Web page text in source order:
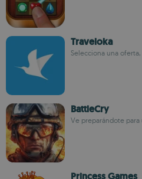
Traveloka
Selecciona una
BattleCry
Ve preparándote
Princess Games